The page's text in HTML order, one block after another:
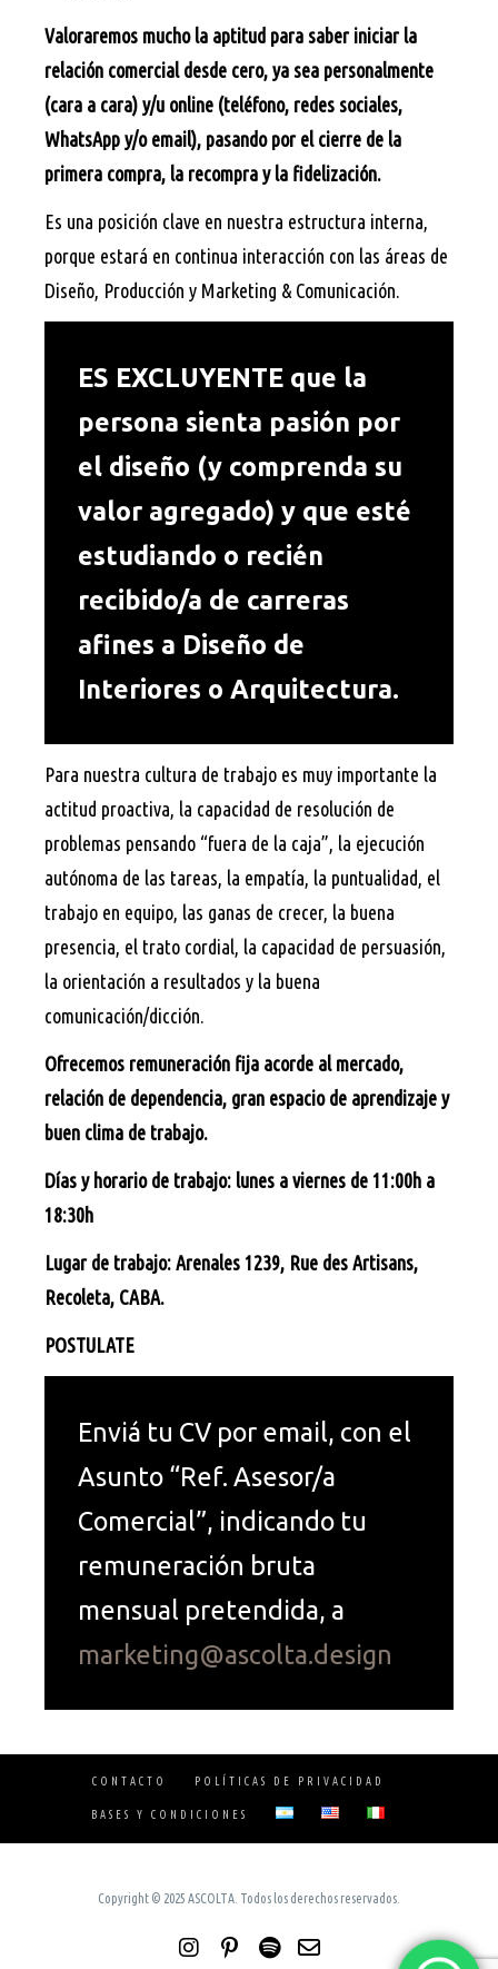
Valoraremos mucho la aptitud para saber iniciar la
relación comercial desde cero, ya sea personalmente
(cara a cara) y/u online (teléfono, redes sociales,
WhatsApp y/o email), pasando por el cierre de la
primera compra, la recompra y la fidelización.
Es una posición clave en nuestra estructura interna,
porque estará en continua interacción con las áreas de
Diseño, Producción y Marketing & Comunicación.
ES EXCLUYENTE que la
persona sienta pasión por
el diseño (y comprenda su
valor agregado) y que esté
estudiando o recién
recibido/a de carreras
afines a Diseño de
Interiores o Arquitectura.
Para nuestra cultura de trabajo es muy importante la
actitud proactiva, la capacidad de resolución de
problemas pensando “fuera de la caja”, la ejecución
autónoma de las tareas, la empatía, la puntualidad, el
trabajo en equipo, las ganas de crecer, la buena
presencia, el trato cordial, la capacidad de persuasión,
la orientación a resultados y la buena
comunicación/dicción.
Ofrecemos remuneración fija acorde al mercado,
relación de dependencia, gran espacio de aprendizaje y
buen clima de trabajo.
Días y horario de trabajo: lunes a viernes de 11:00h a
18:30h
Lugar de trabajo: Arenales 1239, Rue des Artisans,
Recoleta, CABA.
POSTULATE
Enviá tu CV por email, con el
Asunto “Ref. Asesor/a
Comercial”, indicando tu
remuneración bruta
mensual pretendida, a
marketing@ascolta.design
CONTACTO POLÍTICAS DE PRIVACIDAD
BASES Y CONDICIONES
Copyright © 2025 ASCOLTA. Todos los derechos reservados.